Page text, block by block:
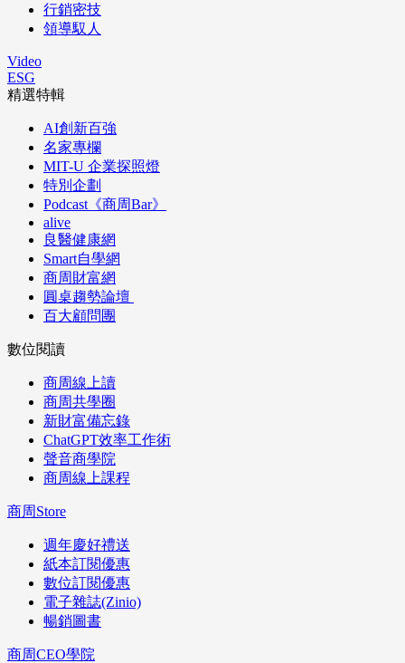
行銷密技
領導馭人
Video
ESG
精選特輯
AI創新百強
名家專欄
MIT-U 企業探照燈
特別企劃
Podcast《商周Bar》
alive
良醫健康網
Smart自學網
商周財富網
圓桌趨勢論壇
百大顧問團
數位閱讀
商周線上讀
商周共學圈
新財富備忘錄
ChatGPT效率工作術
聲音商學院
商周線上課程
商周Store
週年慶好禮送
紙本訂閱優惠
數位訂閱優惠
電子雜誌(Zinio)
暢銷圖書
商周CEO學院